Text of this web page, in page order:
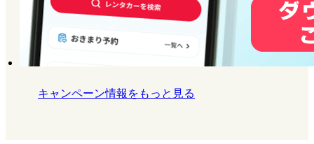
キャンペーン情報をもっと見る